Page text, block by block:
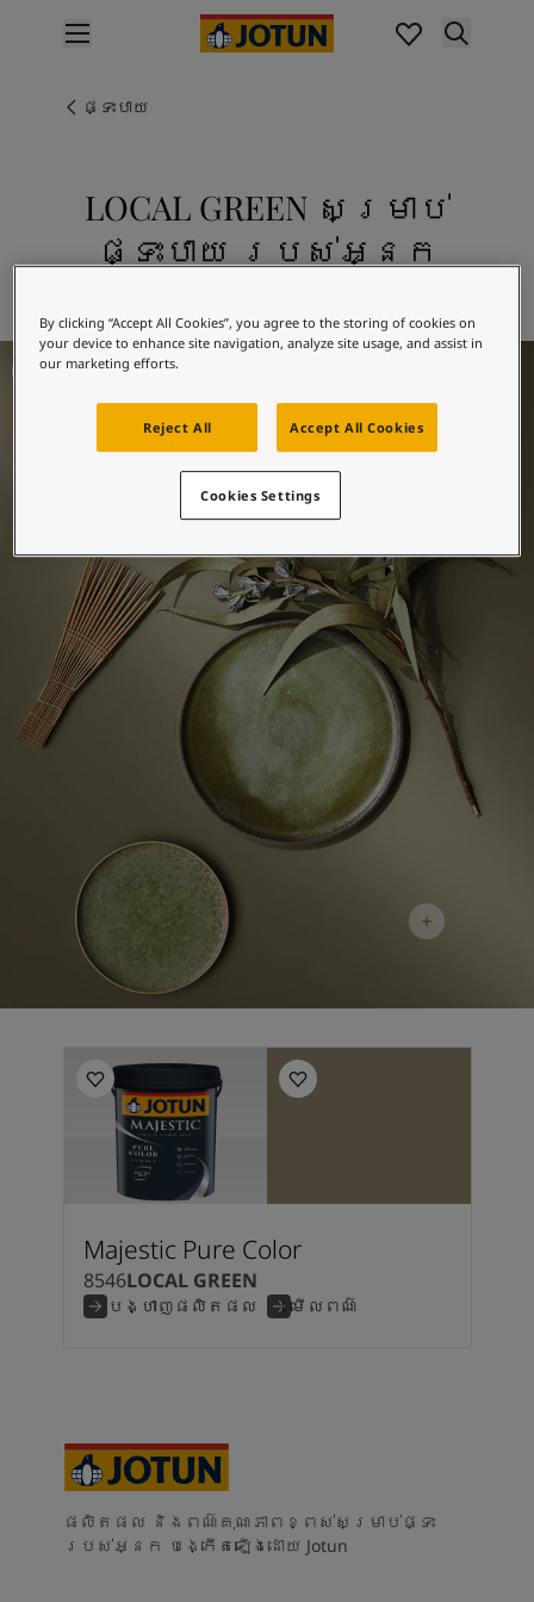
គំនូរខាងក្នុង
ផលិតផលផ្នែកខាងក្រៅ
ពណ៌ថ្នាំលាបខាងក្នុង
ពណ៌ខាងក្រៅទាំងអស់។
ជម្រើសពណ៌
ការបំផុសគំនិត
ការបំផុសគំនិតពីផ្នែកខាងក្នុងផ្ទះ
ការបំផុសគំនិតពីផ្នែកខាងក្រៅផ្ទះ
អត្ថបទ
លាបពណ៌ផ្ទះរបស់អ្នក
ស្វែងរកដេប៉ូ
ឯកសារផលិតផល
តារាង​ទិន្នន័យ
Soulful Spaces - ជម្រើសពណ៌ចុងក្រោយបំផុតពី Jotun
ផ្ទះបាយ
LOCAL GREEN សម្រាប់
ផ្ទះបាយ របស់អ្នក
Majestic Pure Color
8546LOCAL GREEN
បង្ហាញផលិតផល មើលពណ៌
Kitchen Inspiration
ផលិតផល និងពណ៌គុណភាពខ្ពស់សម្រាប់ផ្ទះ
របស់អ្នក បង្កើតឡើងដោយ Jotun
By clicking “Accept All Cookies”, you agree to the storing of cookies on
your device to enhance site navigation, analyze site usage, and assist in
our marketing efforts.
Reject All Accept All Cookies
Cookies Settings